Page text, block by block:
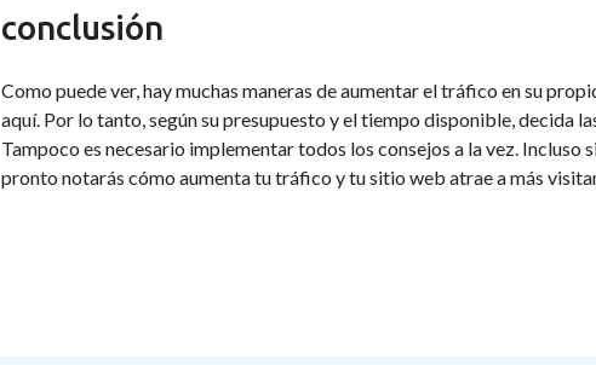
conclusión
Como puede ver, hay muchas maneras de aumentar el tráfico en su
aquí. Por lo tanto, según su presupuesto y el tiempo disponible, decida
Tampoco es necesario implementar todos los consejos a la vez. Incluso
pronto notarás cómo aumenta tu tráfico y tu sitio web atrae a más